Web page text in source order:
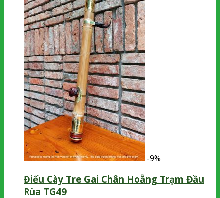
-9%
Điếu Cày Tre Gai Chân Hoẵng Trạm Đầu
Rùa TG49